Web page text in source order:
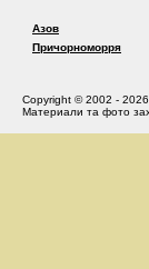
Азов
Причорноморря
Copyright © 2002 - 2026
Материали та фото